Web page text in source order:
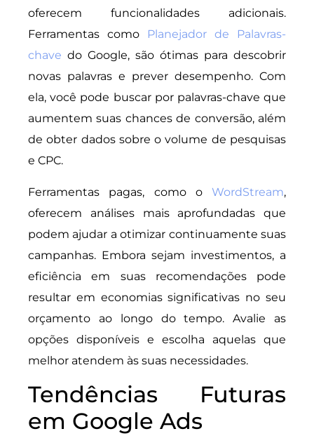
oferecem funcionalidades adicionais.
Ferramentas como
Planejador de Palavras-
chave do Google, são ótimas para descobrir
novas palavras e prever desempenho. Com
ela, você pode buscar por palavras-chave que
aumentem suas chances de conversão, além
de obter dados sobre o volume de pesquisas
e CPC.
Ferramentas pagas, como o WordStream,
oferecem análises mais aprofundadas que
podem ajudar a otimizar continuamente suas
campanhas. Embora sejam investimentos, a
eficiência em suas recomendações pode
resultar em economias significativas no seu
orçamento ao longo do tempo. Avalie as
opções disponíveis e escolha aquelas que
melhor atendem às suas necessidades.
Tendências Futuras
em Google Ads